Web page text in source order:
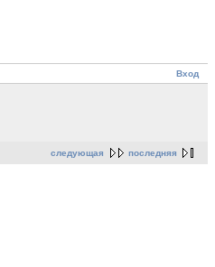
Вход
следующая последняя